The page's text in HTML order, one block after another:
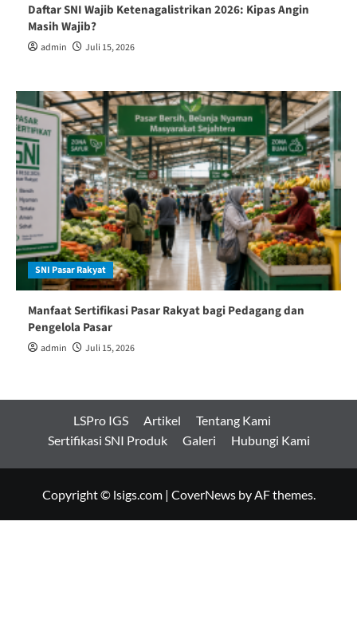
Daftar SNI Wajib Ketenagalistrikan 2026: Kipas Angin
Masih Wajib?
admin Juli 15, 2026
SNI Pasar Rakyat
Manfaat Sertifikasi Pasar Rakyat bagi Pedagang dan
Pengelola Pasar
admin Juli 15, 2026
LSPro IGS Artikel
Tentang Kami
Sertifikasi SNI Produk
Galeri Hubungi Kami
Copyright © lsigs.com | CoverNewsby AF themes.